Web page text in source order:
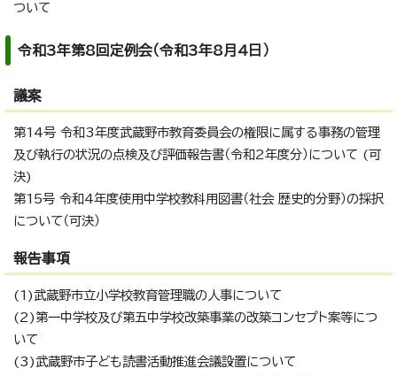
ついて
令和3年第8回定例会（令和3年8月4日）
議案
第14号 令和3年度武蔵野市教育委員会の権限に属する事務の管理
及び執行の状況の点検及び評価報告書（令和2年度分）について (可
決)
第15号 令和4年度使用中学校教科用図書（社会 歴史的分野）の採択
について（可決）
報告事項
(1)武蔵野市立小学校教育管理職の人事について
(2)第一中学校及び第五中学校改築事業の改築コンセプト案等につ
いて
(3)武蔵野市子ども読書活動推進会議設置について